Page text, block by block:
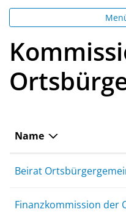
Name
Beirat
Finanzkommission der